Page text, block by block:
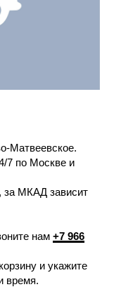
Матвеевское.
7 по Москве и
за МКАД зависит
нам +7 966
и укажите
время.